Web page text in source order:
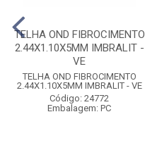
TELHA OND FIBROCIMENTO
2.44X1.10X5MM IMBRALIT -
VE
TELHA OND FIBROCIMENTO
2.44X1.10X5MM IMBRALIT - VE
Código: 24772
Embalagem: PC